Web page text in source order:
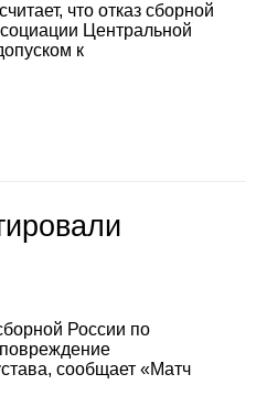
что отказ сборной
Центральной
к
России по
сообщает «Матч